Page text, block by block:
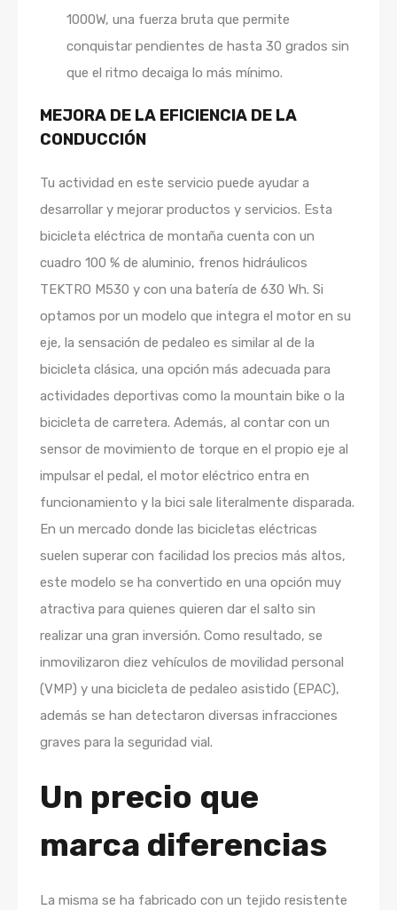
1000W, una fuerza bruta que permite
conquistar pendientes de hasta 30 grados sin
que el ritmo decaiga lo más mínimo.
MEJORA DE LA EFICIENCIA DE LA
CONDUCCIÓN
Tu actividad en este servicio puede ayudar a
desarrollar y mejorar productos y servicios. Esta
bicicleta eléctrica de montaña cuenta con un
cuadro 100 % de aluminio, frenos hidráulicos
TEKTRO M530 y con una batería de 630 Wh. Si
optamos por un modelo que integra el motor en su
eje, la sensación de pedaleo es similar al de la
bicicleta clásica, una opción más adecuada para
actividades deportivas como la mountain bike o la
bicicleta de carretera. Además, al contar con un
sensor de movimiento de torque en el propio eje al
impulsar el pedal, el motor eléctrico entra en
funcionamiento y la bici sale literalmente disparada.
En un mercado donde las bicicletas eléctricas
suelen superar con facilidad los precios más altos,
este modelo se ha convertido en una opción muy
atractiva para quienes quieren dar el salto sin
realizar una gran inversión. Como resultado, se
inmovilizaron diez vehículos de movilidad personal
(VMP) y una bicicleta de pedaleo asistido (EPAC),
además se han detectaron diversas infracciones
graves para la seguridad vial.
Un precio que
marca diferencias
La misma se ha fabricado con un tejido resistente